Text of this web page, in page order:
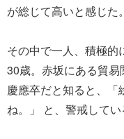
が総じて高いと感じた。
その中で一人、積極的
30歳。赤坂にある貿
慶應卒だと知ると、
ね。」 と、警戒してい